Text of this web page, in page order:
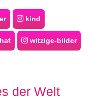
kind
witzige-bilder
der Welt